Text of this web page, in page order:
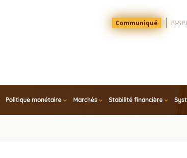
Menu
Top
Communiqué PI-SPI
Politique monétaire Marchés Stabilité financière